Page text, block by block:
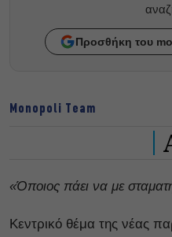
Προσθήκη του
Monopoli Team
«Όποιος πάει να με
Κεντρικό θέμα της νέας